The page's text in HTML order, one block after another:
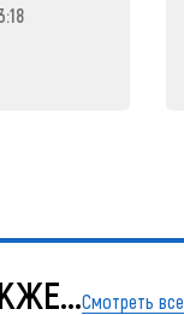
Смотреть все